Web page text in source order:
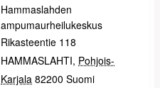
Hammaslahden
ampumaurheilukeskus
Rikasteentie 118
HAMMASLAHTI, Pohjois-
Karjala 82200 Suomi